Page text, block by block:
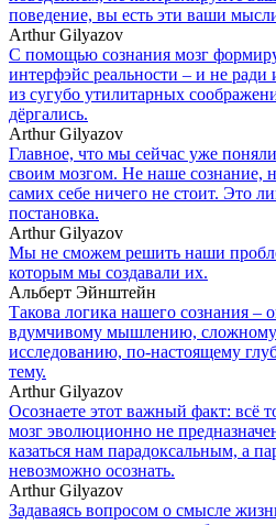
поведение, вы есть эти ваши
Arthur Gilyazov
С помощью сознания мозг
интерфэйс реальности – и не
из сугубо утилитарных
дёргались.
Arthur Gilyazov
Главное, что мы сейчас уже
своим мозгом. Не наше сознание,
самих себе ничего не стоит. Это
постановка.
Arthur Gilyazov
Мы не сможем решить наши
которым мы создавали их.
Альберт Эйнштейн
Такова логика нашего сознания –
вдумчивому мышлению, сложному
исследованию, по-настоящему
тему.
Arthur Gilyazov
Осознаете этот важный факт: всё
мозг эволюционно не
казаться нам парадоксальным, а
невозможно осознать.
Arthur Gilyazov
Задаваясь вопросом о смысле